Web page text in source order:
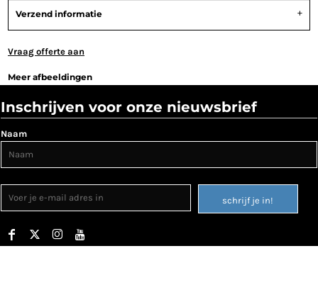
Verzend informatie
Vraag offerte aan
Meer afbeeldingen
Inschrijven voor onze nieuwsbrief
Naam
schrijf je in!